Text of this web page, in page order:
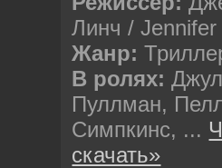
Линч /
Жанр:
В ролях:
Пуллман,
Симпкинс, ...
скачать»